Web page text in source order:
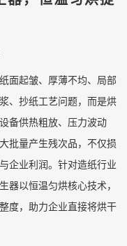
面起皱、厚薄不均、局部
、抄纸工艺问题，而是烘
备供热粗放、压力波动
批量产生残次品，不仅损
企业利润。针对造纸行业
器以恒温匀烘核心技术，
度，助力企业直接将烘干